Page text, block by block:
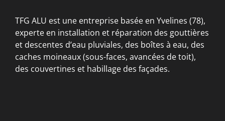
TFG ALU est une entreprise basée en Yvelines (78),
experte en installation et réparation des gouttières
et descentes d’eau pluviales, des boîtes à eau, des
caches moineaux (sous-faces, avancées de toit),
des couvertines et habillage des façades.